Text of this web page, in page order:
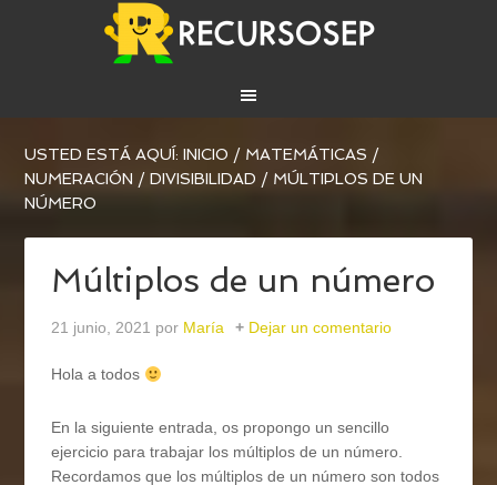
USTED ESTÁ AQUÍ:INICIO / MATEMÁTICAS /
NUMERACIÓN / DIVISIBILIDAD / MÚLTIPLOS DE UN
NÚMERO
Múltiplos de un número
21 junio, 2021 por María Dejar un comentario
Hola a todos
En la siguiente entrada, os propongo un sencillo
ejercicio para trabajar los múltiplos de un número.
Recordamos que los múltiplos de un número son todos